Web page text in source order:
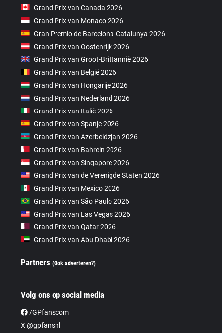
Grand Prix van Canada 2026
Grand Prix van Monaco 2026
Gran Premio de Barcelona-Catalunya 2026
Grand Prix van Oostenrijk 2026
Grand Prix van Groot-Brittannië 2026
Grand Prix van België 2026
Grand Prix van Hongarije 2026
Grand Prix van Nederland 2026
Grand Prix van Italië 2026
Grand Prix van Spanje 2026
Grand Prix van Azerbeidzjan 2026
Grand Prix van Bahrein 2026
Grand Prix van Singapore 2026
Grand Prix van de Verenigde Staten 2026
Grand Prix van Mexico 2026
Grand Prix van São Paulo 2026
Grand Prix van Las Vegas 2026
Grand Prix van Qatar 2026
Grand Prix van Abu Dhabi 2026
Partners(Ook adverteren?)
Volg ons op social media
/GPfanscom
X @gpfansnl